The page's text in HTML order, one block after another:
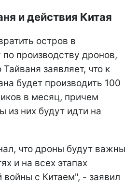
и действия Китая
остров в
производству дронов,
заявляет, что к
будет производить 100
в месяц, причем
из них будут идти на
что дроны будут важны
и на всех этапах
войны с Китаем", - заявил